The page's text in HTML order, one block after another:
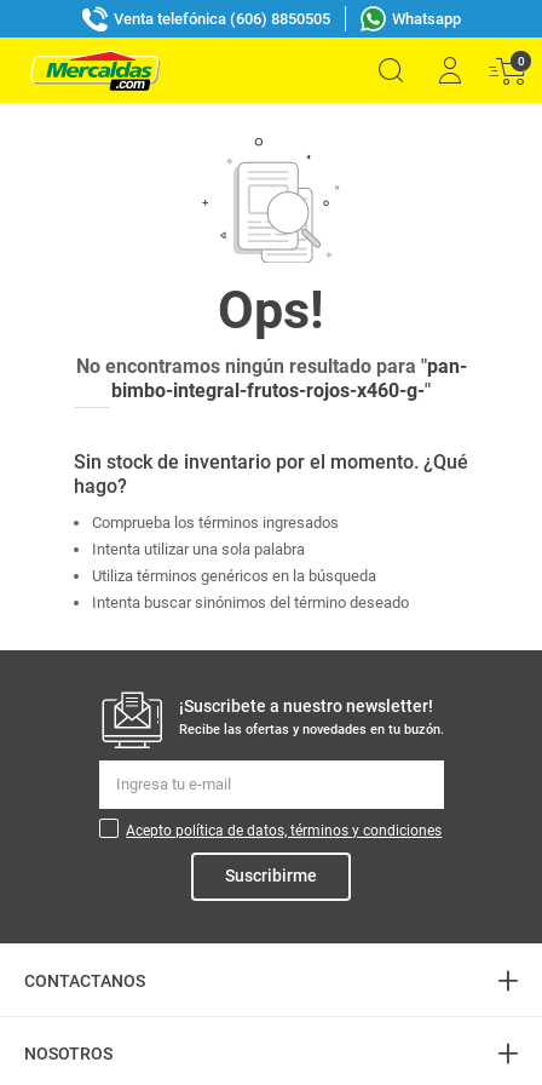
Venta telefónica (606) 8850505 Whatsapp
0
No encontramos ningún resultado para "pan-
bimbo-integral-frutos-rojos-x460-g-"
Sin stock de inventario por el momento. ¿Qué
hago?
Comprueba los términos ingresados
Intenta utilizar una sola palabra
Utiliza términos genéricos en la búsqueda
Intenta buscar sinónimos del término deseado
¡Suscribete a nuestro newsletter!
Recibe las ofertas y novedades en tu buzón.
Acepto política de datos, términos y condiciones
Suscribirme
CONTACTANOS +
Atención telefónica
NOSOTROS +